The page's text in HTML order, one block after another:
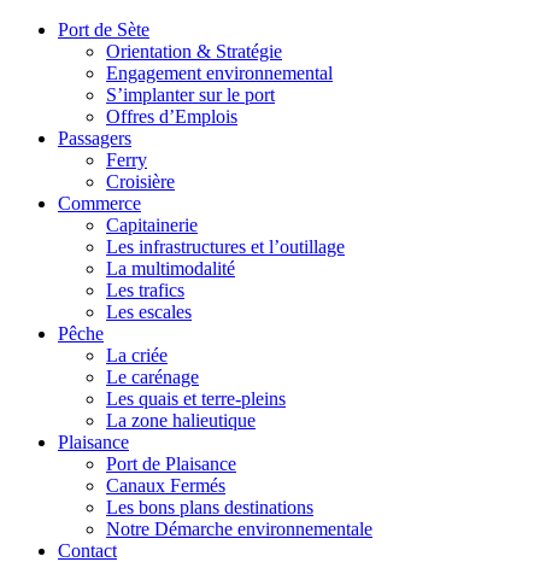
Port de Sète
Orientation & Stratégie
Engagement environnemental
S’implanter sur le port
Offres d’Emplois
Passagers
Ferry
Croisière
Commerce
Capitainerie
Les infrastructures et l’outillage
La multimodalité
Les trafics
Les escales
Pêche
La criée
Le carénage
Les quais et terre-pleins
La zone halieutique
Plaisance
Port de Plaisance
Canaux Fermés
Les bons plans destinations
Notre Démarche environnementale
Contact